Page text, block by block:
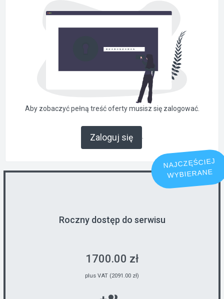
Aby zobaczyć pełną treść oferty musisz się zalogować.
Zaloguj się .
NAJCZĘŚCIEJ
WYBIERANE
Roczny dostęp do serwisu
1700.00 zł
plus VAT (2091.00 zł)